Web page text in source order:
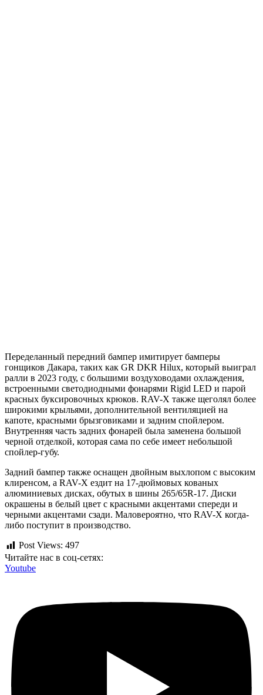
Переделанный передний бампер имитирует бамперы
гонщиков Дакара, таких как GR DKR Hilux, который выиграл
ралли в 2023 году, с большими воздуховодами охлаждения,
встроенными светодиодными фонарями Rigid LED и парой
красных буксировочных крюков. RAV-X также щеголял более
широкими крыльями, дополнительной вентиляцией на
капоте, красными брызговиками и задним спойлером.
Внутренняя часть задних фонарей была заменена большой
черной отделкой, которая сама по себе имеет небольшой
спойлер-губу.
Задний бампер также оснащен двойным выхлопом с высоким
клиренсом, а RAV-X ездит на 17-дюймовых кованых
алюминиевых дисках, обутых в шины 265/65R-17. Диски
окрашены в белый цвет с красными акцентами спереди и
черными акцентами сзади. Маловероятно, что RAV-X когда-
либо поступит в производство.
Post Views: 497
Читайте нас в соц-сетях:
Youtube